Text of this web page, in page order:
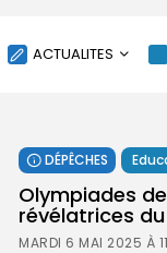
ACTUALITES
SOCIÉTÉ
ÉCONOMIE
CULTURE
DÉPÊCHES
Olympiades
révélatrices
MARDI 6 MAI 2025 À